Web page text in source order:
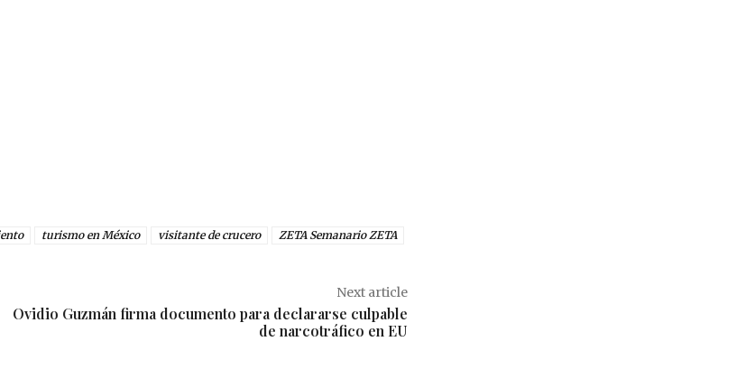
turismo en México visitante de crucero ZETA Semanario ZETA
Next article
Ovidio Guzmán firma documento para declararse culpable
de narcotráfico en EU